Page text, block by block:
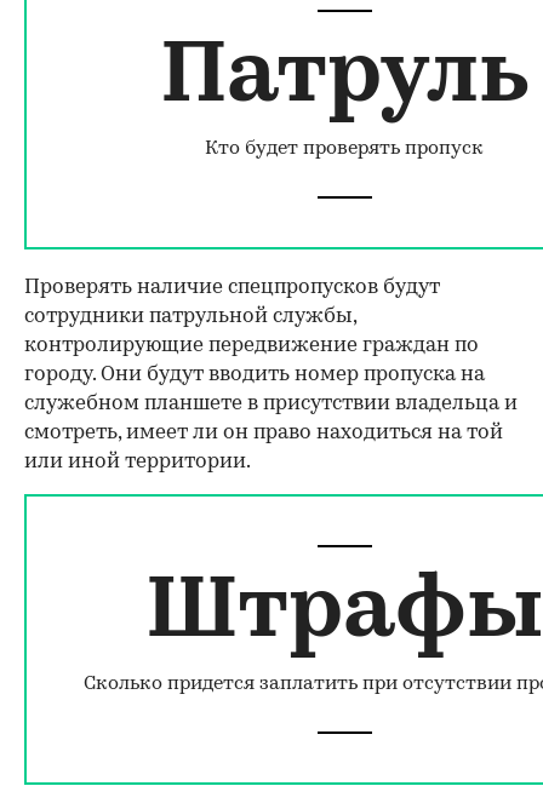
Патруль
Кто будет проверять пропуск
Проверять наличие спецпропусков будут
сотрудники патрульной службы,
контролирующие передвижение граждан по
городу. Они будут вводить номер пропуска на
служебном планшете в присутствии владельца и
смотреть, имеет ли он право находиться на той
или иной территории.
Штрафы
Сколько придется заплатить при отсутствии